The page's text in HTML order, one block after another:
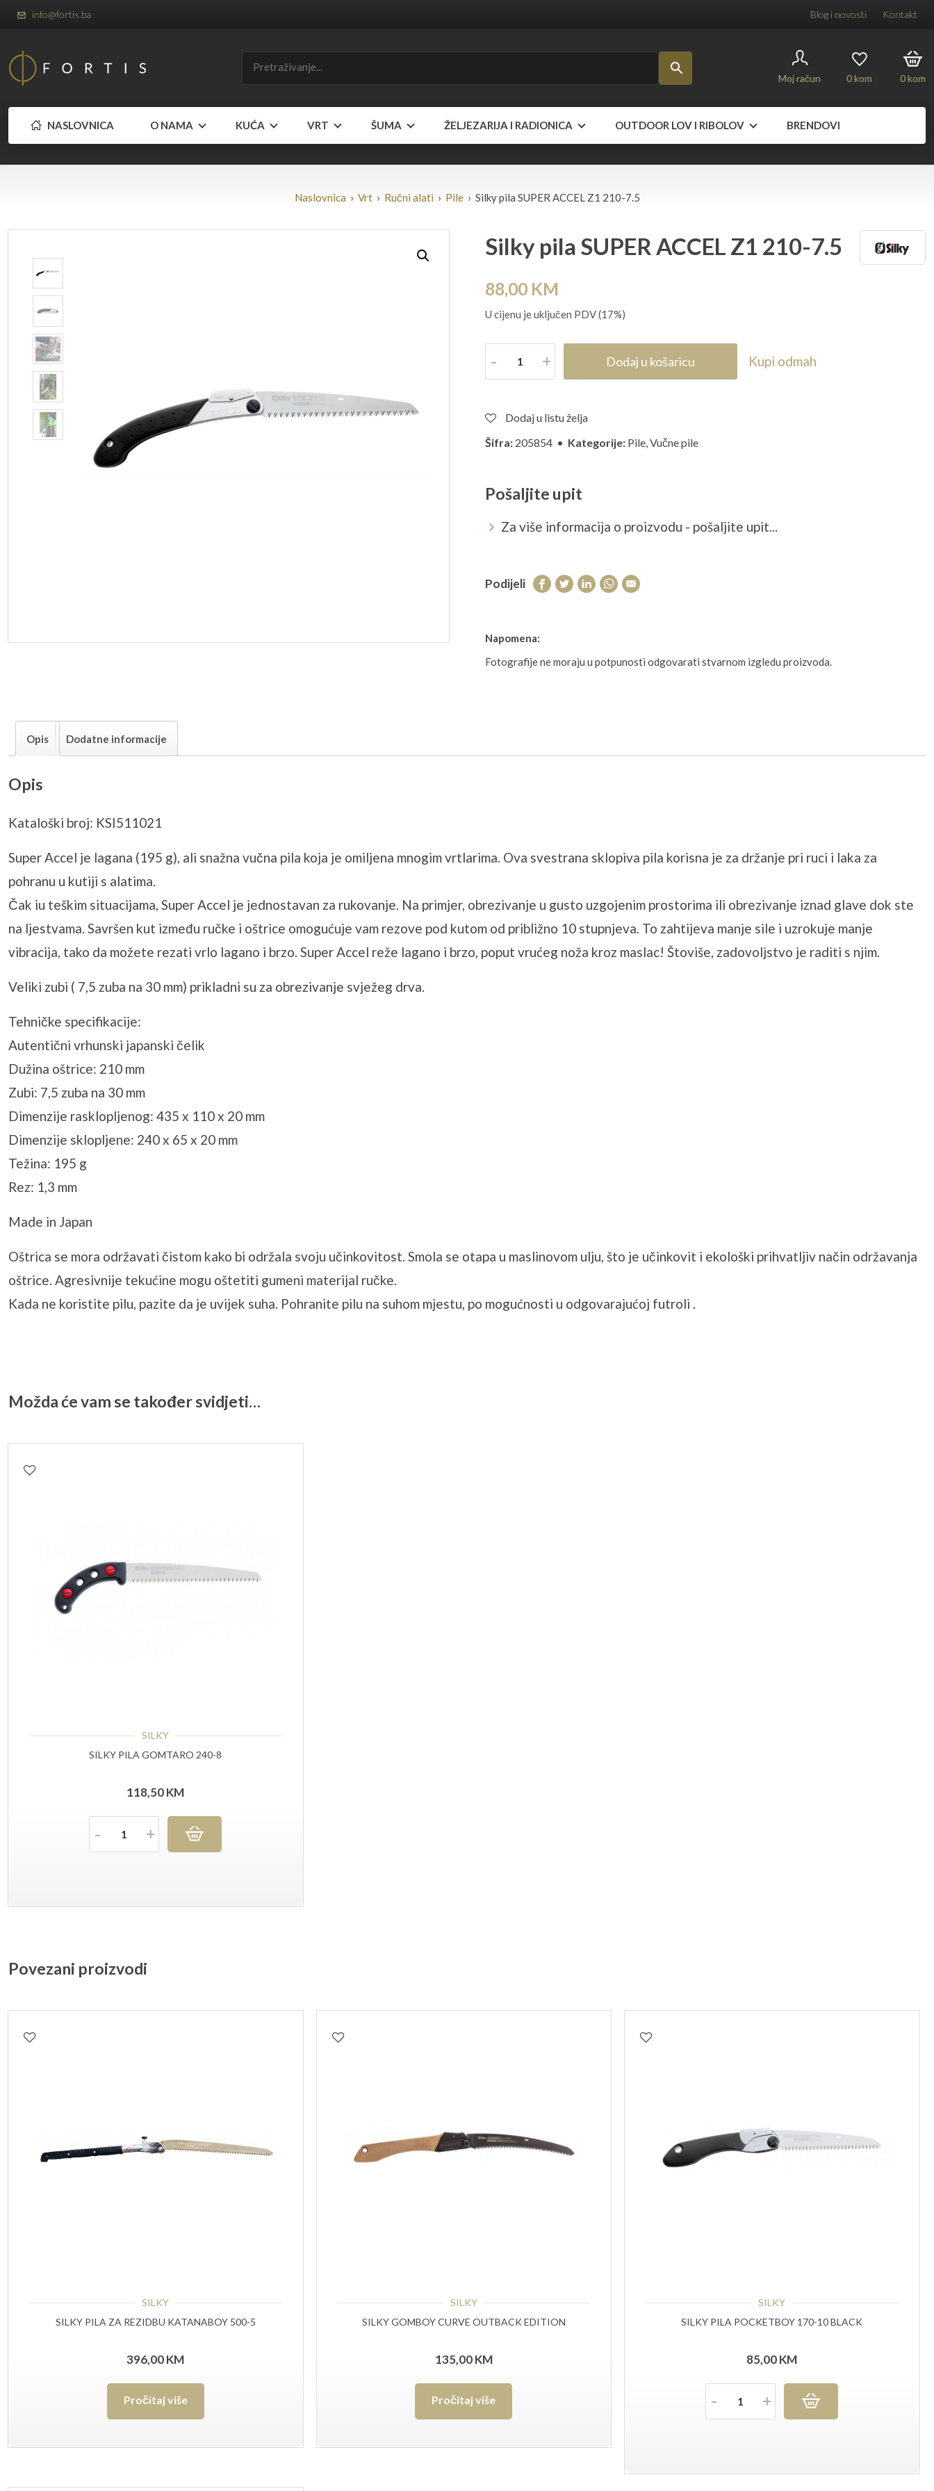
info@fortis.ba Blog i novosti Kontakt
Moj račun 0kom 0kom
NASLOVNICA O NAMA KUĆA VRT ŠUMA ŽELJEZARIJA I RADIONICA OUTDOOR LOV I RIBOLOV BRENDOVI
Naslovnica › Vrt› Ručni alati › Pile› Silky pila SUPER ACCEL Z1 210-7.5
Silky pila SUPER ACCEL Z1 210-7.5
88,00 KM
U cijenu je uključen PDV (17%)
Količina Dodaj u košaricu Kupi odmah
Dodaj u listu želja
Šifra: 205854 • Kategorije: Pile,Vučne pile
Pošaljite upit
Za više informacija o proizvodu - pošaljite upit...
Podijeli
Napomena:
Fotografije ne moraju u potpunosti odgovarati stvarnom izgledu proizvoda.
Opis Dodatne informacije
Opis
Kataloški broj: KSI511021
Super Accel je lagana (195 g), ali snažna vučna pila koja je omiljena mnogim vrtlarima. Ova svestrana sklopiva pila korisna je za držanje pri ruci i laka za
pohranu u kutiji s alatima.
Čak iu teškim situacijama, Super Accel je jednostavan za rukovanje. Na primjer, obrezivanje u gusto uzgojenim prostorima ili obrezivanje iznad glave dok ste
na ljestvama. Savršen kut između ručke i oštrice omogućuje vam rezove pod kutom od približno 10 stupnjeva. To zahtijeva manje sile i uzrokuje manje
vibracija, tako da možete rezati vrlo lagano i brzo. Super Accel reže lagano i brzo, poput vrućeg noža kroz maslac! Štoviše, zadovoljstvo je raditi s njim.
Veliki zubi ( 7,5 zuba na 30 mm) prikladni su za obrezivanje svježeg drva.
Tehničke specifikacije:
Autentični vrhunski japanski čelik
Dužina oštrice: 210 mm
Zubi: 7,5 zuba na 30 mm
Dimenzije rasklopljenog: 435 x 110 x 20 mm
Dimenzije sklopljene: 240 x 65 x 20 mm
Težina: 195 g
Rez: 1,3 mm
Made in Japan
Oštrica se mora održavati čistom kako bi održala svoju učinkovitost. Smola se otapa u maslinovom ulju, što je učinkovit i ekološki prihvatljiv način održavanja
oštrice. Agresivnije tekućine mogu oštetiti gumeni materijal ručke.
Kada ne koristite pilu, pazite da je uvijek suha. Pohranite pilu na suhom mjestu, po mogućnosti u odgovarajućoj futroli .
Možda će vam se također svidjeti…
SILKY
SILKY PILA GOMTARO 240-8
118,50KM
Količina
Povezani proizvodi
SILKY
SILKY PILA ZA REZIDBU KATANABOY 500-5
396,00KM
Pročitaj više
SILKY
SILKY GOMBOY CURVE OUTBACK EDITION
135,00KM
Pročitaj više
SILKY
SILKY PILA POCKETBOY 170-10 BLACK
85,00KM
Količina